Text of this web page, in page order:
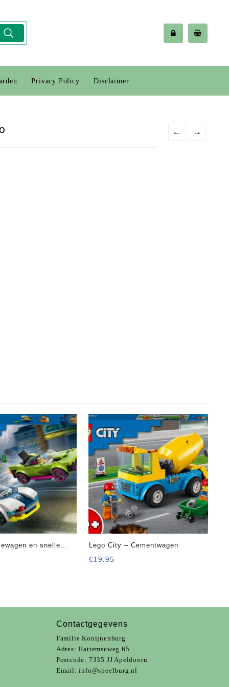
Privacy Policy Disclaimer
← →
en snelle
Lego City – Cementwagen
€19.95
Contactgegevens
Familie Konijnenburg
Adres: Hattemseweg 65
Postcode: 7335 JJ Apeldoorn
Email:info@speelburg.nl